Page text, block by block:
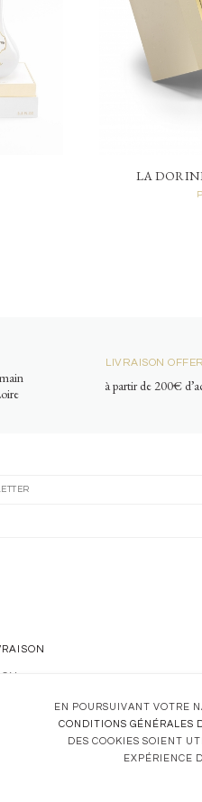
EN POURSUIVANT VOTRE
CONDITIONS GÉNÉRALES
DES COOKIES SOIENT
EXPÉRIENCE
LA
LIVRAISON
à partir de 200€